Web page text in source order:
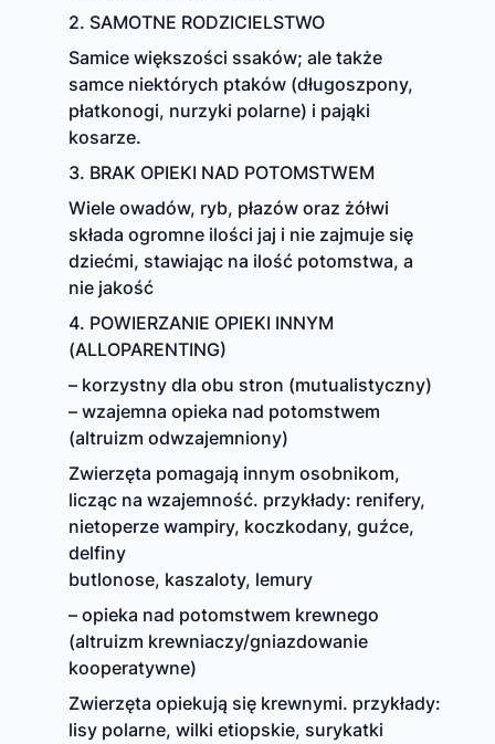
2. SAMOTNE RODZICIELSTWO
Samice większości ssaków; ale także
samce niektórych ptaków (długoszpony,
płatkonogi, nurzyki polarne) i pająki
kosarze.
3. BRAK OPIEKI NAD POTOMSTWEM
Wiele owadów, ryb, płazów oraz żółwi
składa ogromne ilości jaj i nie zajmuje się
dziećmi, stawiając na ilość potomstwa, a
nie jakość
4. POWIERZANIE OPIEKI INNYM
(ALLOPARENTING)
– korzystny dla obu stron (mutualistyczny)
– wzajemna opieka nad potomstwem
(altruizm odwzajemniony)
Zwierzęta pomagają innym osobnikom,
licząc na wzajemność. przykłady: renifery,
nietoperze wampiry, koczkodany, guźce,
delfiny
butlonose, kaszaloty, lemury
– opieka nad potomstwem krewnego
(altruizm krewniaczy/gniazdowanie
kooperatywne)
Zwierzęta opiekują się krewnymi. przykłady:
lisy polarne, wilki etiopskie, surykatki